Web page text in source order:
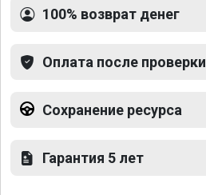
100% возврат денег
Оплата после проверки
Сохранение ресурса
Гарантия 5 лет